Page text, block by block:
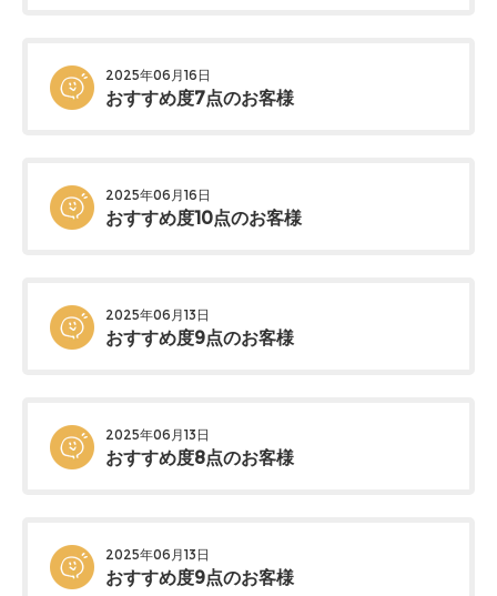
2025年06月16日
おすすめ度7点のお客様
2025年06月16日
おすすめ度10点のお客様
2025年06月13日
おすすめ度9点のお客様
2025年06月13日
おすすめ度8点のお客様
2025年06月13日
おすすめ度9点のお客様